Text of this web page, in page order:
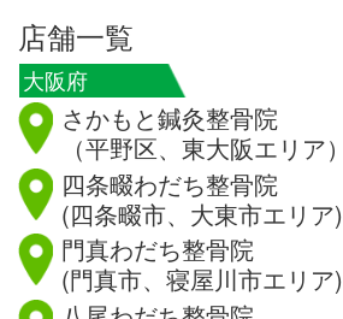
店舗一覧
大阪府
さかもと鍼灸整骨院
（平野区、東大阪エリア）
四条畷わだち整骨院
(四条畷市、大東市エリア)
門真わだち整骨院
(門真市、寝屋川市エリア)